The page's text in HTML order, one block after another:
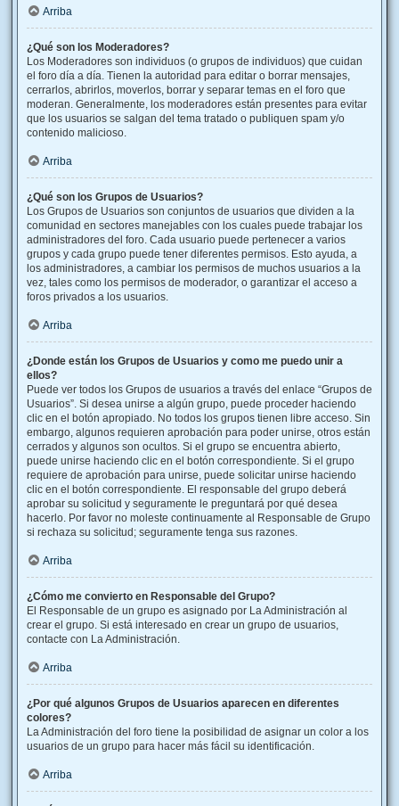
Arriba
¿Qué son los Moderadores?
Los Moderadores son individuos (o grupos de individuos) que cuidan
el foro día a día. Tienen la autoridad para editar o borrar mensajes,
cerrarlos, abrirlos, moverlos, borrar y separar temas en el foro que
moderan. Generalmente, los moderadores están presentes para evitar
que los usuarios se salgan del tema tratado o publiquen spam y/o
contenido malicioso.
Arriba
¿Qué son los Grupos de Usuarios?
Los Grupos de Usuarios son conjuntos de usuarios que dividen a la
comunidad en sectores manejables con los cuales puede trabajar los
administradores del foro. Cada usuario puede pertenecer a varios
grupos y cada grupo puede tener diferentes permisos. Esto ayuda, a
los administradores, a cambiar los permisos de muchos usuarios a la
vez, tales como los permisos de moderador, o garantizar el acceso a
foros privados a los usuarios.
Arriba
¿Donde están los Grupos de Usuarios y como me puedo unir a
ellos?
Puede ver todos los Grupos de usuarios a través del enlace “Grupos de
Usuarios”. Si desea unirse a algún grupo, puede proceder haciendo
clic en el botón apropiado. No todos los grupos tienen libre acceso. Sin
embargo, algunos requieren aprobación para poder unirse, otros están
cerrados y algunos son ocultos. Si el grupo se encuentra abierto,
puede unirse haciendo clic en el botón correspondiente. Si el grupo
requiere de aprobación para unirse, puede solicitar unirse haciendo
clic en el botón correspondiente. El responsable del grupo deberá
aprobar su solicitud y seguramente le preguntará por qué desea
hacerlo. Por favor no moleste continuamente al Responsable de Grupo
si rechaza su solicitud; seguramente tenga sus razones.
Arriba
¿Cómo me convierto en Responsable del Grupo?
El Responsable de un grupo es asignado por La Administración al
crear el grupo. Si está interesado en crear un grupo de usuarios,
contacte con La Administración.
Arriba
¿Por qué algunos Grupos de Usuarios aparecen en diferentes
colores?
La Administración del foro tiene la posibilidad de asignar un color a los
usuarios de un grupo para hacer más fácil su identificación.
Arriba